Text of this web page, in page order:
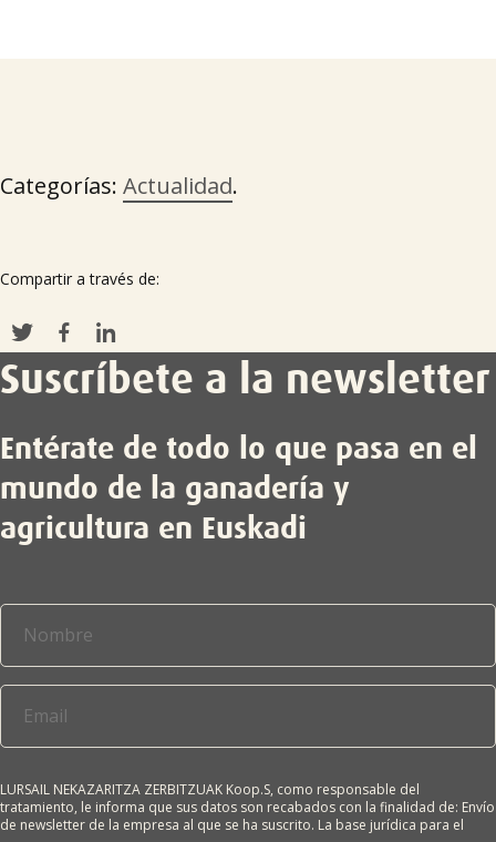
Categorías: Actualidad.
Compartir a través de:
Suscríbete a la newsletter
Entérate de todo lo que pasa en el
mundo de la ganadería y
agricultura en Euskadi
LURSAIL NEKAZARITZA ZERBITZUAK Koop.S, como responsable del
tratamiento, le informa que sus datos son recabados con la finalidad de: Envío
de newsletter de la empresa al que se ha suscrito. La base jurídica para el